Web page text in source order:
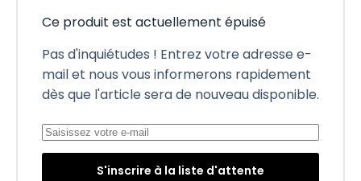
Ce produit est actuellement épuisé
Pas d'inquiétudes ! Entrez votre adresse e-
mail et nous vous informerons rapidement
dès que l'article sera de nouveau disponible.
S'inscrire à la liste d'attente